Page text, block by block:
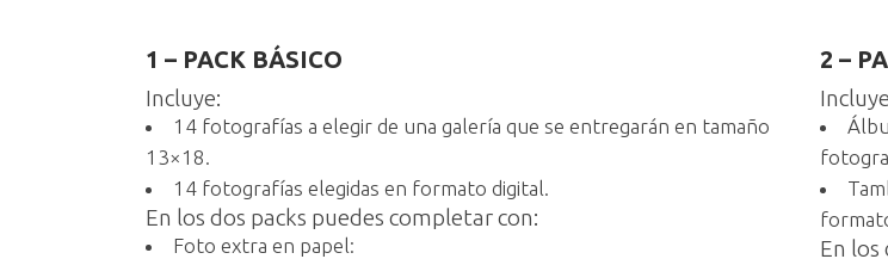
1 – PACK BÁSICO
Incluye:
14 fotografías a elegir de una galería que se entregarán en tamaño
13×18.
14 fotografías elegidas en formato digital.
En los dos packs puedes completar con:
Foto extra en papel:
2 –
En los